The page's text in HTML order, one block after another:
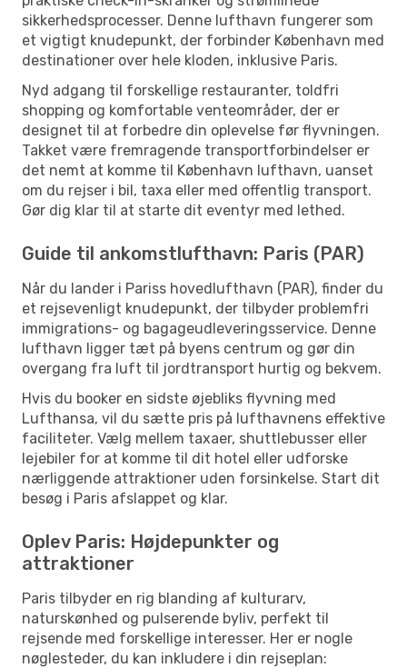
sikkerhedsprocesser. Denne lufthavn fungerer som
et vigtigt knudepunkt, der forbinder København med
destinationer over hele kloden, inklusive Paris.
Nyd adgang til forskellige restauranter, toldfri
shopping og komfortable venteområder, der er
designet til at forbedre din oplevelse før flyvningen.
Takket være fremragende transportforbindelser er
det nemt at komme til København lufthavn, uanset
om du rejser i bil, taxa eller med offentlig transport.
Gør dig klar til at starte dit eventyr med lethed.
Guide til ankomstlufthavn: Paris (PAR)
Når du lander i Pariss hovedlufthavn (PAR), finder du
et rejsevenligt knudepunkt, der tilbyder problemfri
immigrations- og bagageudleveringsservice. Denne
lufthavn ligger tæt på byens centrum og gør din
overgang fra luft til jordtransport hurtig og bekvem.
Hvis du booker en sidste øjebliks flyvning med
Lufthansa, vil du sætte pris på lufthavnens effektive
faciliteter. Vælg mellem taxaer, shuttlebusser eller
lejebiler for at komme til dit hotel eller udforske
nærliggende attraktioner uden forsinkelse. Start dit
besøg i Paris afslappet og klar.
Oplev Paris: Højdepunkter og
attraktioner
Paris tilbyder en rig blanding af kulturarv,
naturskønhed og pulserende byliv, perfekt til
rejsende med forskellige interesser. Her er nogle
nøglesteder, du kan inkludere i din rejseplan: